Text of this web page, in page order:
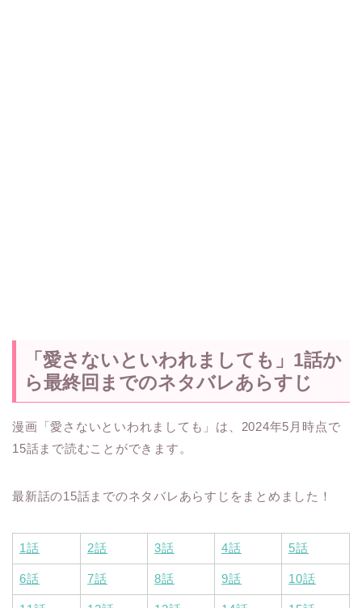
「愛さないといわれましても」1話か
ら最終回までのネタバレあらすじ
漫画「愛さないといわれましても」は、2024年5月時点で
15話まで読むことができます。
最新話の15話までのネタバレあらすじをまとめました！
1話 2話 3話 4話 5話
6話 7話 8話 9話 10話